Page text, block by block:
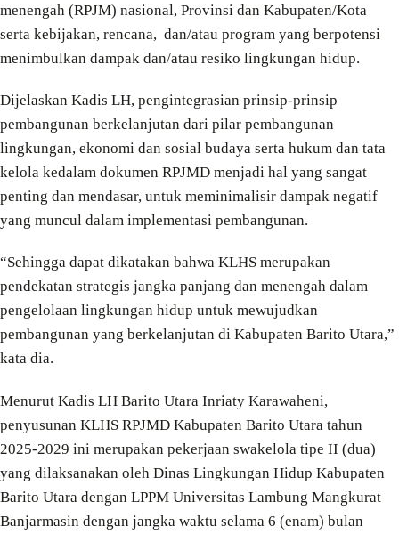
menengah (RPJM) nasional, Provinsi dan Kabupaten/Kota
serta kebijakan, rencana, dan/atau program yang berpotensi
menimbulkan dampak dan/atau resiko lingkungan hidup.
Dijelaskan Kadis LH, pengintegrasian prinsip-prinsip
pembangunan berkelanjutan dari pilar pembangunan
lingkungan, ekonomi dan sosial budaya serta hukum dan tata
kelola kedalam dokumen RPJMD menjadi hal yang sangat
penting dan mendasar, untuk meminimalisir dampak negatif
yang muncul dalam implementasi pembangunan.
“Sehingga dapat dikatakan bahwa KLHS merupakan
pendekatan strategis jangka panjang dan menengah dalam
pengelolaan lingkungan hidup untuk mewujudkan
pembangunan yang berkelanjutan di Kabupaten Barito Utara,”
kata dia.
Menurut Kadis LH Barito Utara Inriaty Karawaheni,
penyusunan KLHS RPJMD Kabupaten Barito Utara tahun
2025-2029 ini merupakan pekerjaan swakelola tipe II (dua)
yang dilaksanakan oleh Dinas Lingkungan Hidup Kabupaten
Barito Utara dengan LPPM Universitas Lambung Mangkurat
Banjarmasin dengan jangka waktu selama 6 (enam) bulan